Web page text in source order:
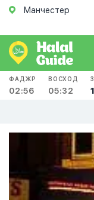
Манчестер
ФАДЖР
02:56
ВОСХОД
05:32